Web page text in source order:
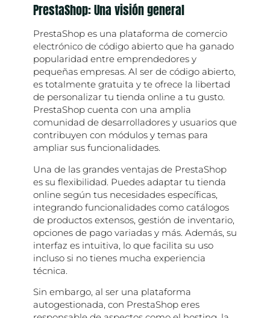
PrestaShop: Una visión general
PrestaShop es una plataforma de comercio
electrónico de código abierto que ha ganado
popularidad entre emprendedores y
pequeñas empresas. Al ser de código abierto,
es totalmente gratuita y te ofrece la libertad
de personalizar tu tienda online a tu gusto.
PrestaShop cuenta con una amplia
comunidad de desarrolladores y usuarios que
contribuyen con módulos y temas para
ampliar sus funcionalidades.
Una de las grandes ventajas de PrestaShop
es su flexibilidad. Puedes adaptar tu tienda
online según tus necesidades específicas,
integrando funcionalidades como catálogos
de productos extensos, gestión de inventario,
opciones de pago variadas y más. Además, su
interfaz es intuitiva, lo que facilita su uso
incluso si no tienes mucha experiencia
técnica.
Sin embargo, al ser una plataforma
autogestionada, con PrestaShop eres